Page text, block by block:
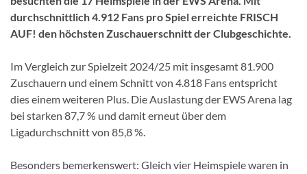
durchschnittlich 4.912 Fans pro Spiel erreichte FRISCH
AUF! den höchsten Zuschauerschnitt der Clubgeschichte.
Im Vergleich zur Spielzeit 2024/25 mit insgesamt 81.900
Zuschauern und einem Schnitt von 4.818 Fans entspricht
dies einem weiteren Plus. Die Auslastung der EWS Arena lag
bei starken 87,7 % und damit erneut über dem
Ligadurchschnitt von 85,8 %.
Besonders bemerkenswert: Gleich vier Heimspiele waren in